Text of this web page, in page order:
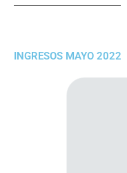
INGRESOS MAYO 2022